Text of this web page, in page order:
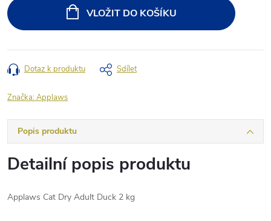
cena:
VLOŽIT DO KOŠÍKU
Dotaz k produktu Sdílet
Značka:Applaws
Popis produktu
Detailní popis produktu
Applaws Cat Dry Adult Duck 2 kg